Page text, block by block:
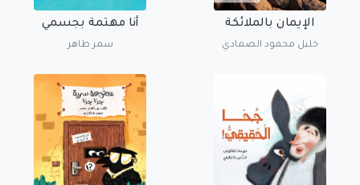
الإيمان بالملائكة
خليل محمود الصمادي
أنا مهتمة بجسمي
سمر طاهر